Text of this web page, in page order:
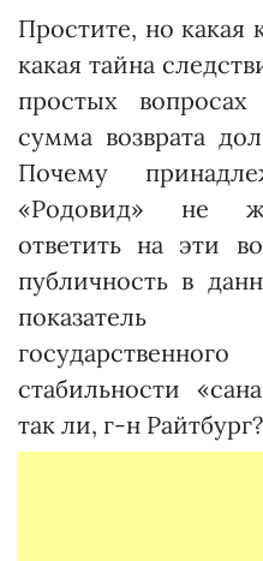
Простите, но какая
какая тайна
простых
сумма возврата
Почему
«Родовид» не
ответить на эти
публичность в
показатель
стабильности
так ли, г-н Райтбург?